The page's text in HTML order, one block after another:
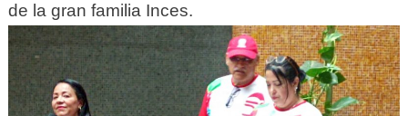
de la gran familia Inces.